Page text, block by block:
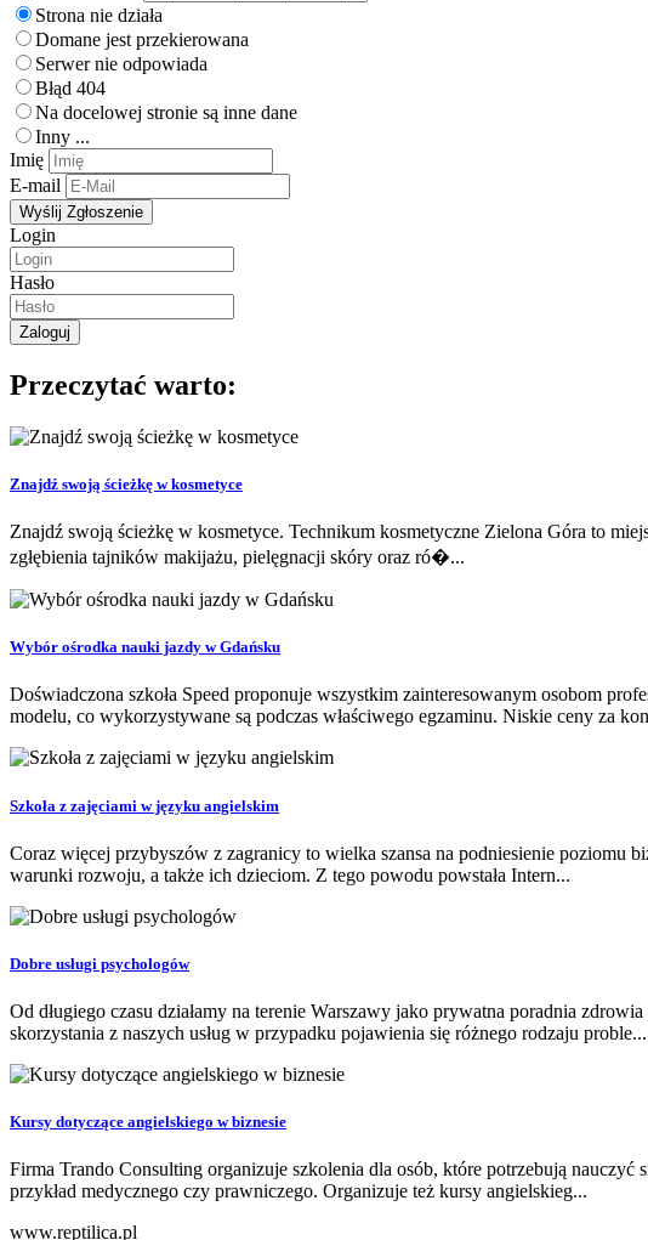
Strona nie działa
Domane jest przekierowana
Serwer nie odpowiada
Błąd 404
Na docelowej stronie są inne dane
Inny ...
Imię
E-mail
Login
Hasło
Przeczytać warto:
Znajdź swoją ścieżkę w kosmetyce
Znajdź swoją ścieżkę w kosmetyce. Technikum kosmetyczne Zielona Góra to
zgłębienia tajników makijażu, pielęgnacji skóry oraz ró�...
Wybór ośrodka nauki jazdy w Gdańsku
Doświadczona szkoła Speed proponuje wszystkim zainteresowanym osobom
modelu, co wykorzystywane są podczas właściwego egzaminu. Niskie ceny za
Szkoła z zajęciami w języku angielskim
Coraz więcej przybyszów z zagranicy to wielka szansa na podniesienie poziomu
warunki rozwoju, a także ich dzieciom. Z tego powodu powstała Intern...
Dobre usługi psychologów
Od długiego czasu działamy na terenie Warszawy jako prywatna poradnia
skorzystania z naszych usług w przypadku pojawienia się różnego rodzaju proble...
Kursy dotyczące angielskiego w biznesie
Firma Trando Consulting organizuje szkolenia dla osób, które potrzebują
przykład medycznego czy prawniczego. Organizuje też kursy angielskieg...
www.reptilica.pl